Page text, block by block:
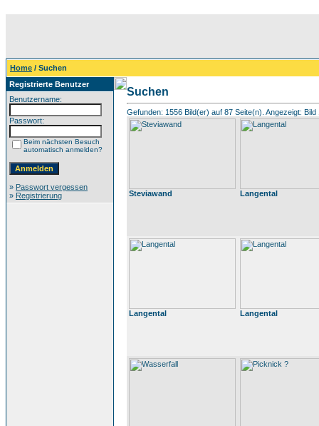
Home / Suchen
Registrierte Benutzer
Benutzername:
Passwort:
Beim nächsten Besuch
automatisch anmelden?
» Passwort vergessen
» Registrierung
Suchen
Gefunden: 1556 Bild(er) auf 87 Seite(n). Angezeigt: Bild
Steviawand Langental
Langental Langental